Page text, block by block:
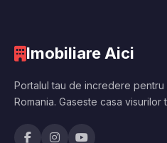
Imobiliare Aici
Portalul tau de incredere
Romania. Gaseste casa visurilor